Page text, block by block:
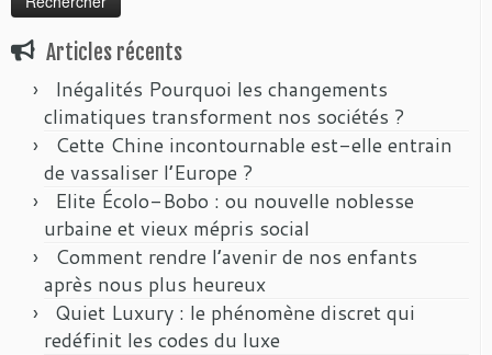
Articles récents
Inégalités Pourquoi les changements
climatiques transforment nos sociétés ?
Cette Chine incontournable est-elle entrain
de vassaliser l’Europe ?
Elite Écolo-Bobo : ou nouvelle noblesse
urbaine et vieux mépris social
Comment rendre l’avenir de nos enfants
après nous plus heureux
Quiet Luxury : le phénomène discret qui
redéfinit les codes du luxe